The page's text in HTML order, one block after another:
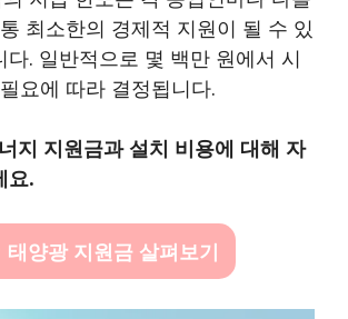
최소한의 경제적 지원이 될 수 있
다. 일반적으로 몇 백만 원에서 시
요에 따라 결정됩니다.
지 지원금과 설치 비용에 대해 자
요.
태양광 지원금 살펴보기